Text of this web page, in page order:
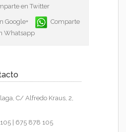
en Twitter
Google+
Comparte
Whatsapp
C/ Alfredo Kraus, 2,
| 675 878 105